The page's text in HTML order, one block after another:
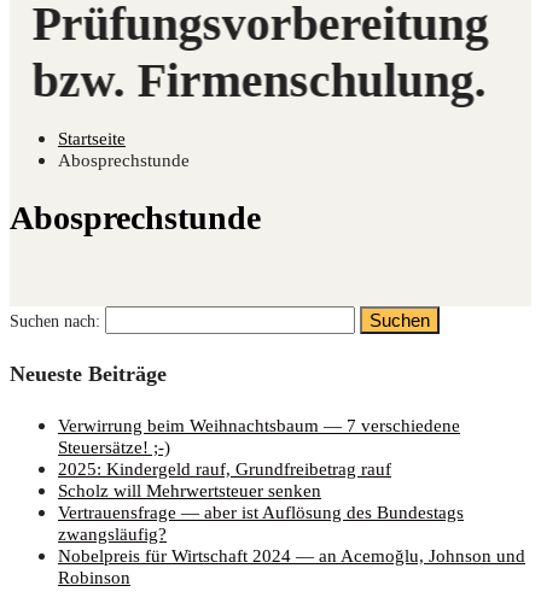
Startseite
Abosprechstunde
Abosprechstunde
Suchen nach:
Neu­es­te Beiträge
Ver­wir­rung beim Weih­nachts­baum — 7 ver­schie­de­ne
Steuersätze! ;-)
2025: Kin­der­geld rauf, Grund­frei­be­trag rauf
Scholz will Mehr­wert­steu­er senken
Ver­trau­ens­fra­ge — aber ist Auf­lö­sung des Bun­des­tags
zwangsläufig?
Nobel­preis für Wirt­schaft 2024 — an Ace­moğ­lu, John­son und
Robinson